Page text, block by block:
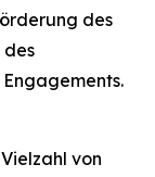
des
des
von